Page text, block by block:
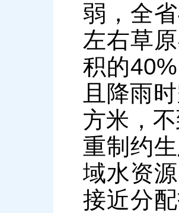
弱，全
左右草
积的
且降雨
方米，
重制约
域水资
接近分